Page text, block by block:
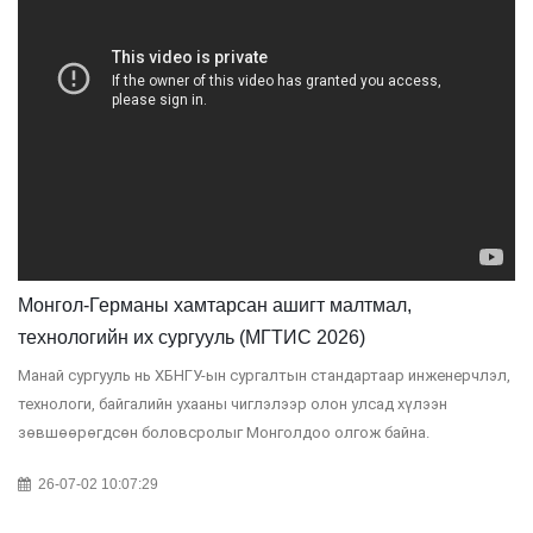
Монгол-Германы хамтарсан ашигт малтмал,
технологийн их сургууль (МГТИС 2026)
Манай сургууль нь ХБНГУ-ын сургалтын стандартаар инженерчлэл,
технологи, байгалийн ухааны чиглэлээр олон улсад хүлээн
зөвшөөрөгдсөн боловсролыг Монголдоо олгож байна.
26-07-02 10:07:29